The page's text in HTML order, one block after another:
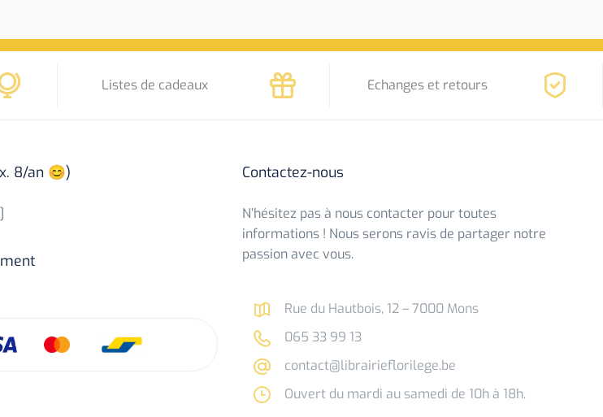
Listes de cadeaux Echanges et retours
8/an 😊) Contactez-nous
N’hésitez pas à nous contacter pour toutes
informations ! Nous serons ravis de partager notre
passion avec vous.
Rue du Hautbois, 12 – 7000 Mons
065 33 99 13
contact@librairieflorilege.be
Ouvert du mardi au samedi de 10h à 18h.